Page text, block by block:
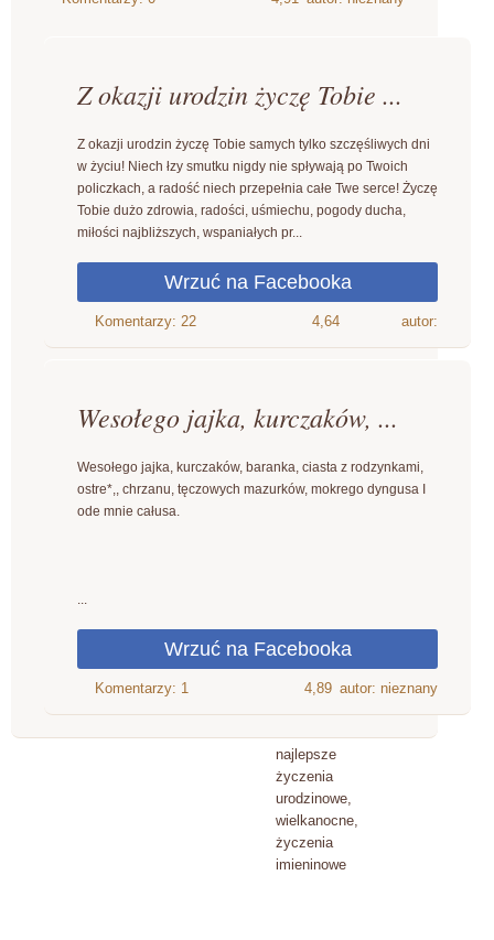
Z okazji urodzin życzę Tobie ...
Z okazji urodzin życzę Tobie samych tylko szczęśliwych dni
w życiu! Niech łzy smutku nigdy nie spływają po Twoich
policzkach, a radość niech przepełnia całe Twe serce! Życzę
Tobie dużo zdrowia, radości, uśmiechu, pogody ducha,
miłości najbliższych, wspaniałych pr...
4,64 autor:
Wesołego jajka, kurczaków, ...
Wesołego jajka, kurczaków, baranka, ciasta z rodzynkami,
ostre*,, chrzanu, tęczowych mazurków, mokrego dyngusa I
ode mnie całusa.
...
4,89 autor: nieznany
najlepsze
życzenia
urodzinowe,
wielkanocne,
życzenia
imieninowe